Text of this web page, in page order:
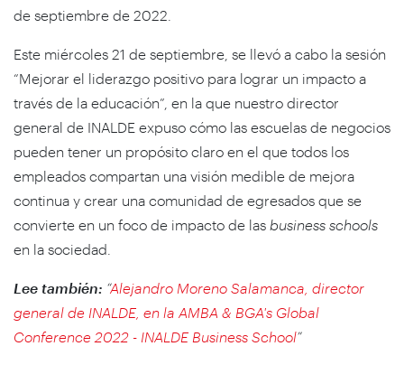
de septiembre de 2022.
Este miércoles 21 de septiembre, se llevó a cabo la sesión
“Mejorar el liderazgo positivo para lograr un impacto a
través de la educación”, en la que nuestro director
general de INALDE expuso cómo las escuelas de negocios
pueden tener un propósito claro en el que todos los
empleados compartan una visión medible de mejora
continua y crear una comunidad de egresados que se
convierte en un foco de impacto de las business schools
en la sociedad.
Lee también: “Alejandro Moreno Salamanca, director
general de INALDE, en la AMBA & BGA's Global
Conference 2022 - INALDE Business School”